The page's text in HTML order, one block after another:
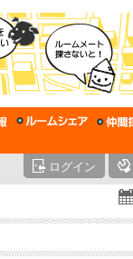
ログイン